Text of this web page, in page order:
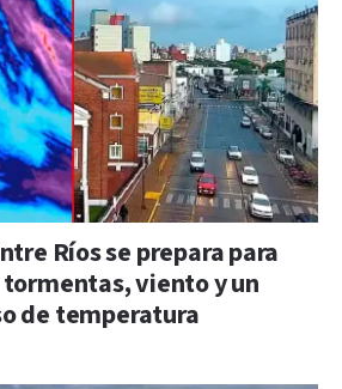
Ríos se prepara para
viento y un
de temperatura